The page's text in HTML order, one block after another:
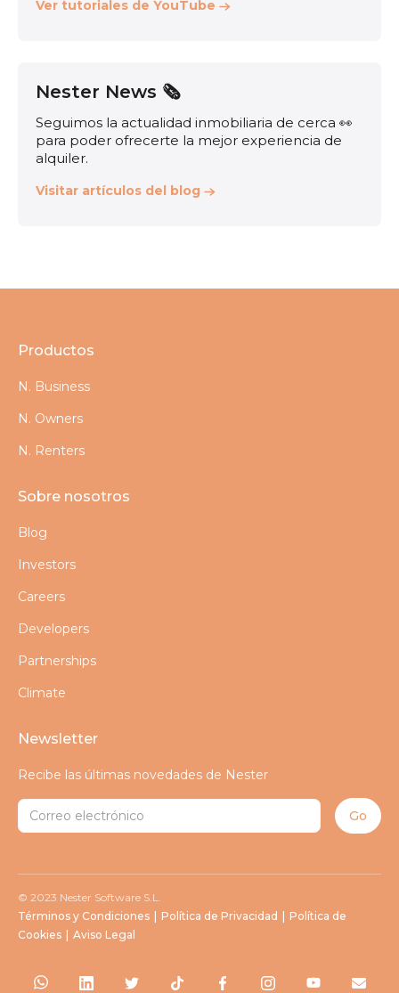
Ver tutoriales de YouTube
Nester News 🗞️
Seguimos la actualidad inmobiliaria de cerca 👀
para poder ofrecerte la mejor experiencia de
alquiler.
Visitar artículos del blog
Productos
N. Business
N. Owners
N. Renters
Sobre nosotros
Blog
Investors
Careers
Developers
Partnerships
Climate
Newsletter
Recibe las últimas novedades de Nester
© 2023 Nester Software S.L.
Términos y Condiciones
Política de Privacidad
Política de
Cookies
Aviso Legal